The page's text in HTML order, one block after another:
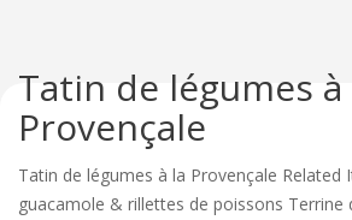
Tatin de légumes à
Provençale
Tatin de légumes à la Provençale Related
guacamole & rillettes de poissons Terrine